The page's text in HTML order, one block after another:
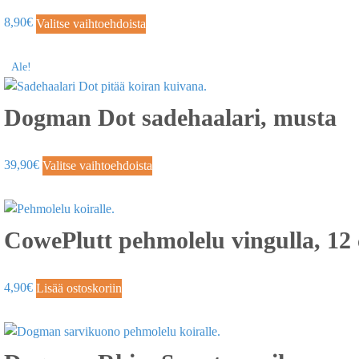
8,90€ Valitse vaihtoehdoista
Ale!
Dogman Dot sadehaalari, musta
39,90€ Valitse vaihtoehdoista
CowePlutt pehmolelu vingulla, 12
4,90€ Lisää ostoskoriin